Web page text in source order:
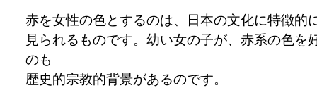
赤を女性の色とするのは、日本の文化に特徴的
見られるものです。幼い女の子が、赤系の色を
のも
歴史的宗教的背景があるのです。